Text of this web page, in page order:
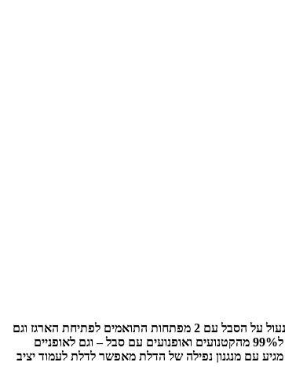
ארגז לאופנוע או לאופניים מחוזק בנפח 55 ליטר התקלה קלה ופשוטה של התושבת על הסבל ותמיד תוכלו לשלוף את הארגז ולקחת אותו לבית או להשאיר את הארגז נעול על הסבל עם 2 מפתחות התואמים לפתיחת הארגז וגם
אוניברסלי ל99% מהקטנועים ואופנועים עם סבל – וגם לאופניים
עם מנגנון נפילה של הדלת מאפשר לדלת לעמוד יציב